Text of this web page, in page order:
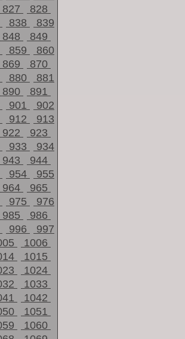
827
828
838
839
848
849
859
860
869
870
880
881
890
891
901
902
912
913
922
923
933
934
943
944
954
955
964
965
975
976
985
986
996
997
1006
1015
1024
1033
1042
1051
1060